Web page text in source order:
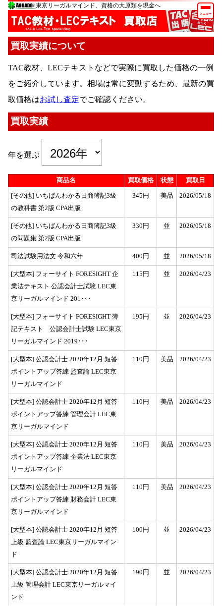
東京リーガルマインド、資格の大原類を現金へ
メニュー
買取実績について
TAC教材、LECテキストなどで実際に買取した価格の一例
をご紹介しています。相場は常に変動するため、最新の買
取価格はお試し査定でご確認ください。
買取実績
年を選ぶ
商品名 買取価格 状態 買取日
[その他] いちばんわかる日商簿記3級
の教科書 第2版 CPA出版
345円 美品 2026/05/18
[その他] いちばんわかる日商簿記3級
の問題集 第2版 CPA出版
330円 並 2026/05/18
司法試験用法文 令和六年 400円 並 2026/05/18
[大型本] フォーサイト FORESIGHT 企
業法テキスト 公認会計士試験 LEC東
京リーガルマインド 201･･･
115円 並 2026/04/23
[大型本] フォーサイト FORESIGHT 簿
記テキスト 公認会計士試験 LEC東京
リーガルマインド 2019･･･
195円 並 2026/04/23
[大型本] 公認会計士 2020年12月 短答
ポイントアップ答練 監査論 LEC東京
リーガルマインド
110円 美品 2026/04/23
[大型本] 公認会計士 2020年12月 短答
ポイントアップ答練 管理会計 LEC東
京リーガルマインド
110円 美品 2026/04/23
[大型本] 公認会計士 2020年12月 短答
ポイントアップ答練 企業法 LEC東京
リーガルマインド
110円 美品 2026/04/23
[大型本] 公認会計士 2020年12月 短答
ポイントアップ答練 財務会計 LEC東
京リーガルマインド
110円 美品 2026/04/23
[大型本] 公認会計士 2020年12月 短答
上級 監査論 LEC東京リーガルマイン
ド
100円 並 2026/04/23
[大型本] 公認会計士 2020年12月 短答
上級 管理会計 LEC東京リーガルマイ
ンド
190円 並 2026/04/23